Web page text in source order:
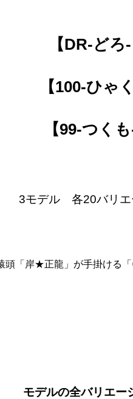
【DR-どろ
【100-ひゃ
【99-つく
3モデル 各20バリエ
頭「岸★正龍」が手掛ける
モデルの全バリエー